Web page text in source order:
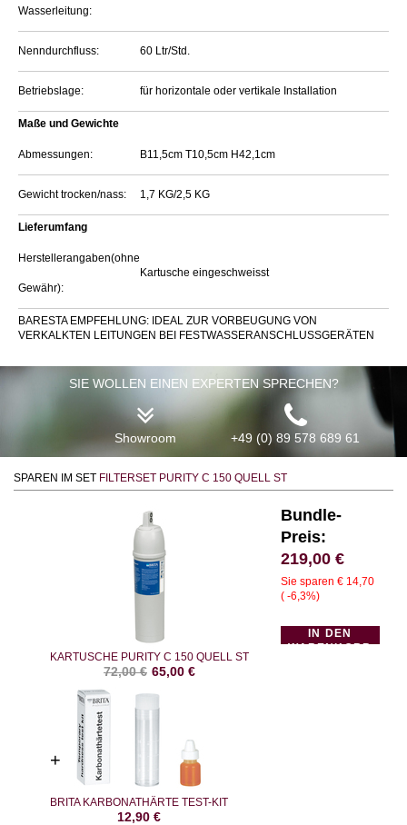
BARESTA EMPFEHLUNG: IDEAL ZUR VORBEUGUNG VON
VERKALKTEN LEITUNGEN BEI FESTWASSERANSCHLUSSGERÄTEN
Wasserleitung:
Nenndurchfluss: 60 Ltr/Std.
Betriebslage: für horizontale oder vertikale Installation
Maße und Gewichte
Abmessungen: B11,5cm T10,5cm H42,1cm
Gewicht trocken/nass: 1,7 KG/2,5 KG
Lieferumfang
Herstellerangaben(ohne
Gewähr):
Kartusche eingeschweisst
SIE WOLLEN EINEN EXPERTEN SPRECHEN?
Showroom +49 (0) 89 578 689 61
SPAREN IM SET FILTERSET PURITY C 150 QUELL ST
KARTUSCHE PURITY C 150 QUELL ST
72,00€ 65,00 €
BRITA KARBONATHÄRTE TEST-KIT
12,90 €
Bundle-
Preis:
219,00€
Sie sparen € 14,70
( -6,3%)
IN DEN
WARENKORB